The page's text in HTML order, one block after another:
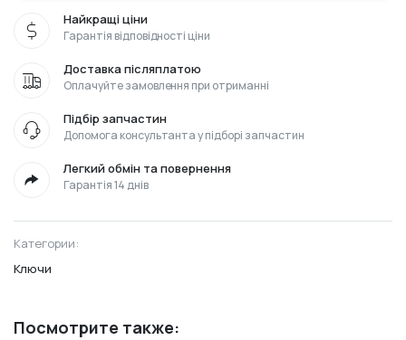
Найкращі ціни
Гарантія відповідності ціни
Доставка післяплатою
Оплачуйте замовлення при отриманні
Підбір запчастин
Допомога консультанта у підборі запчастин
Легкий обмін та повернення
Гарантія 14 днів
Категории:
Ключи
Посмотрите также: